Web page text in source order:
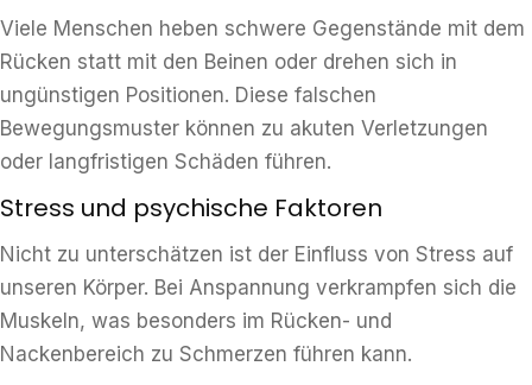
Viele Menschen heben schwere Gegenstände mit dem
Rücken statt mit den Beinen oder drehen sich in
ungünstigen Positionen. Diese falschen
Bewegungsmuster können zu akuten Verletzungen
oder langfristigen Schäden führen.
Stress und psychische Faktoren
Nicht zu unterschätzen ist der Einfluss von Stress auf
unseren Körper. Bei Anspannung verkrampfen sich die
Muskeln, was besonders im Rücken- und
Nackenbereich zu Schmerzen führen kann.